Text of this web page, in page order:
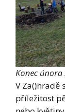
Konec února
V Za()hradě
příležitost